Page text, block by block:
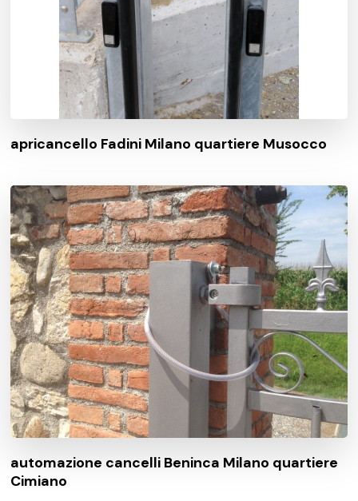
apricancello Fadini Milano quartiere Musocco
automazione cancelli Beninca Milano quartiere
Cimiano